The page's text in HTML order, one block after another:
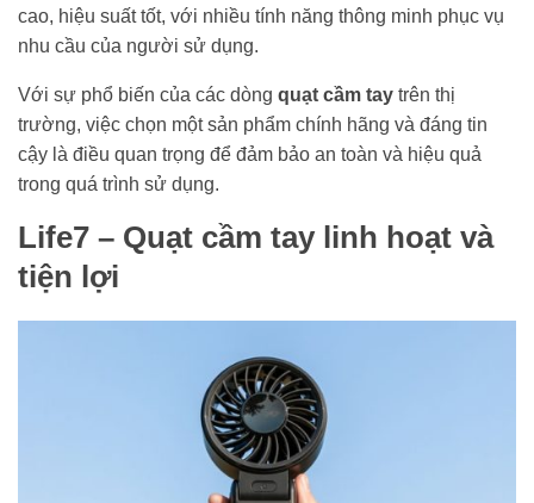
cao, hiệu suất tốt, với nhiều tính năng thông minh phục vụ
nhu cầu của người sử dụng.
Với sự phổ biến của các dòng quạt cầm tay trên thị
trường, việc chọn một sản phẩm chính hãng và đáng tin
cậy là điều quan trọng để đảm bảo an toàn và hiệu quả
trong quá trình sử dụng.
Life7 – Quạt cầm tay linh hoạt và
tiện lợi